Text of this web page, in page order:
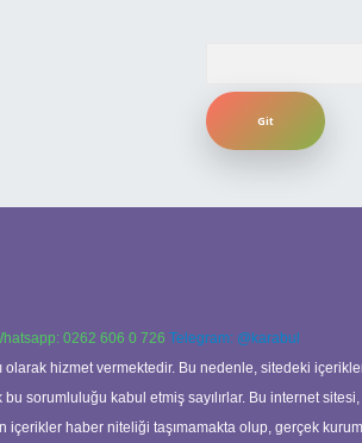
0262 606 0 726 Telegram: @karabul
olarak hizmet vermektedir. Bu nedenle, sitedeki
sorumluluğu kabul etmiş sayılırlar. Bu internet
içerikler haber niteliği taşımamakta olup, gerçek